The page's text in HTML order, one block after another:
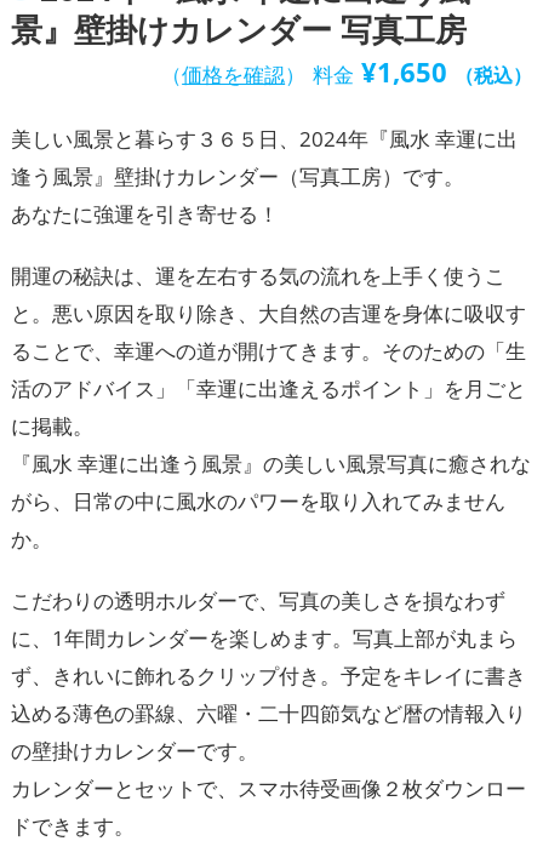
景』壁掛けカレンダー 写真工房
（価格を確認） 料金 ¥1,650 （税込）
美しい風景と暮らす３６５日、2024年『風水 幸運に出
逢う風景』壁掛けカレンダー（写真工房）です。
あなたに強運を引き寄せる！
開運の秘訣は、運を左右する気の流れを上手く使うこ
と。悪い原因を取り除き、大自然の吉運を身体に吸収す
ることで、幸運への道が開けてきます。そのための「生
活のアドバイス」「幸運に出逢えるポイント」を月ごと
に掲載。
『風水 幸運に出逢う風景』の美しい風景写真に癒されな
がら、日常の中に風水のパワーを取り入れてみません
か。
こだわりの透明ホルダーで、写真の美しさを損なわず
に、1年間カレンダーを楽しめます。写真上部が丸まら
ず、きれいに飾れるクリップ付き。予定をキレイに書き
込める薄色の罫線、六曜・二十四節気など暦の情報入り
の壁掛けカレンダーです。
カレンダーとセットで、スマホ待受画像２枚ダウンロー
ドできます。